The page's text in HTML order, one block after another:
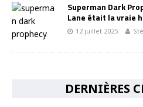
Superman Dark
Lane était la vraie
12 juillet 2025
DERNIÈRES